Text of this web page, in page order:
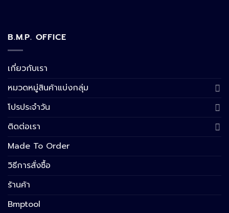
B.M.P. OFFICE
เกี่ยวกับเรา
หมวดหมู่สินค้าแบ่งกลุ่ม
โปรประจำวัน
ติดต่อเรา
Made To Order
วิธีการสั่งซื้อ
ร้านค้า
Bmptool